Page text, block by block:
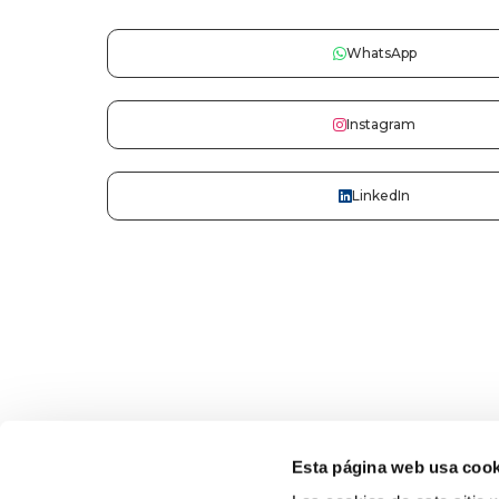
Esta página web usa
WhatsApp
Instagram
LinkedIn